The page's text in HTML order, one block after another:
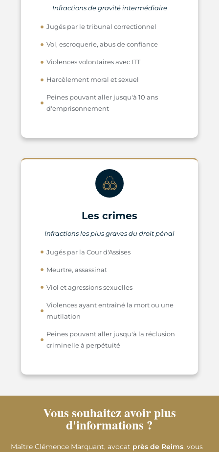
Infractions de gravité intermédiaire
Jugés par le tribunal correctionnel
Vol, escroquerie, abus de confiance
Violences volontaires avec ITT
Harcèlement moral et sexuel
Peines pouvant aller jusqu'à 10 ans
d'emprisonnement
Les crimes
Infractions les plus graves du droit pénal
Jugés par la Cour d'Assises
Meurtre, assassinat
Viol et agressions sexuelles
Violences ayant entraîné la mort ou une
mutilation
Peines pouvant aller jusqu'à la réclusion
criminelle à perpétuité
Vous souhaitez avoir plus
d'informations ?
Maître Clémence Marquant, avocat près de Reims, vous